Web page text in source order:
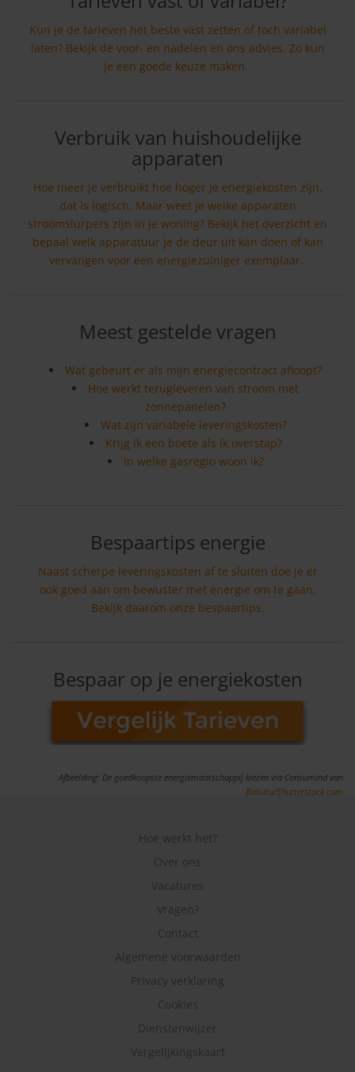
Kun je de tarieven het beste vast zetten of toch variabel
laten? Bekijk de voor- en nadelen en ons advies. Zo kun
je een goede keuze maken.
Verbruik van huishoudelijke
apparaten
Hoe meer je verbruikt hoe hoger je energiekosten zijn,
dat is logisch. Maar weet je welke apparaten
stroomslurpers zijn in je woning? Bekijk het overzicht en
bepaal welk apparatuur je de deur uit kan doen of kan
vervangen voor een energiezuiniger exemplaar.
Meest gestelde vragen
Wat gebeurt er als mijn energiecontract afloopt?
Hoe werkt terugleveren van stroom met
zonnepanelen?
Wat zijn variabele leveringskosten?
Krijg ik een boete als ik overstap?
In welke gasregio woon ik?
Bespaartips energie
Naast scherpe leveringskosten af te sluiten doe je er
ook goed aan om bewuster met energie om te gaan.
Bekijk daarom onze bespaartips.
Bespaar op je energiekosten
Afbeelding: De goedkoopste energiemaatschappij kiezen via Consumind van
Bubutu/Shutterstock.com
Hoe werkt het?
Over ons
Vacatures
Vragen?
Contact
Algemene voorwaarden
Privacy verklaring
Cookies
Dienstenwijzer
Vergelijkingskaart